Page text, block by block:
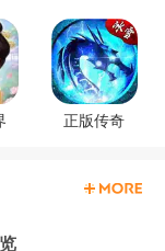
正版传奇